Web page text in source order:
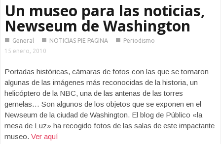
Un museo para las noticias,
Newseum de Washington
■ General ■ NOTICIAS PIE PAGINA ■ Periodismo
15 enero, 2010
Portadas históricas, cámaras de fotos con las que se tomaron
algunas de las imágenes más reconocidas de la historia, un
helicóptero de la NBC, una de las antenas de las torres
gemelas… Son algunos de los objetos que se exponen en el
Newseum de la ciudad de Washington. El blog de Público «la
mesa de Luz» ha recogido fotos de las salas de este impactante
museo. Ver aquí